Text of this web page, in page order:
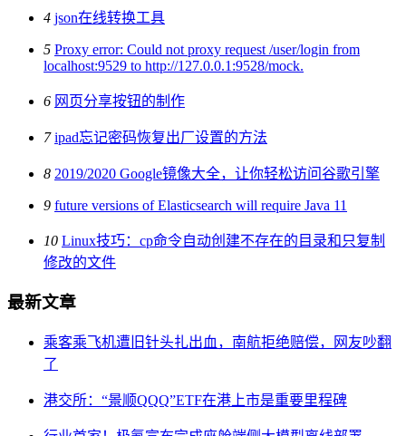
4 json在线转换工具
5 Proxy error: Could not proxy request /user/login from
localhost:9529 to http://127.0.0.1:9528/mock.
6 网页分享按钮的制作
7 ipad忘记密码恢复出厂设置的方法
8 2019/2020 Google镜像大全，让你轻松访问谷歌引擎
9 future versions of Elasticsearch will require Java 11
10 Linux技巧：cp命令自动创建不存在的目录和只复制
修改的文件
最新文章
乘客乘飞机遭旧针头扎出血，南航拒绝赔偿，网友吵翻
了
港交所：“景顺QQQ”ETF在港上市是重要里程碑